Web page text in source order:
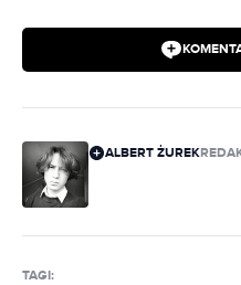
ALBERT ŻUREK
TAGI: